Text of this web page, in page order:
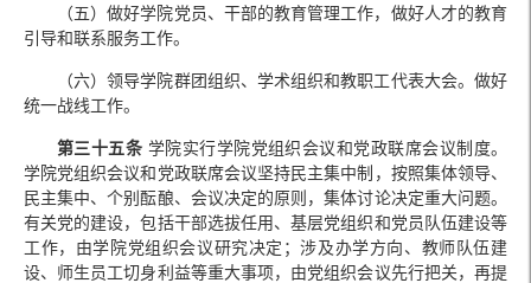
（五）做好学院党员、干部的教育管理工作，做好人才的教育
引导和联系服务工作。
（六）领导学院群团组织、学术组织和教职工代表大会。做好
统一战线工作。
第三十五条 学院实行学院党组织会议和党政联席会议制度。
学院党组织会议和党政联席会议坚持民主集中制，按照集体领导、
民主集中、个别酝酿、会议决定的原则，集体讨论决定重大问题。
有关党的建设，包括干部选拔任用、基层党组织和党员队伍建设等
工作，由学院党组织会议研究决定；涉及办学方向、教师队伍建
设、师生员工切身利益等重大事项，由党组织会议先行把关，再提